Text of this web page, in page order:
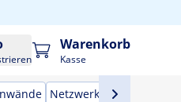
Warenkorb
Kasse
Netzwerkschränke